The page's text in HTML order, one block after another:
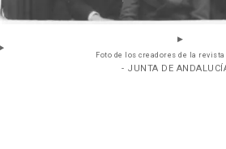
Foto de los creadores de la
- JUNTA DE